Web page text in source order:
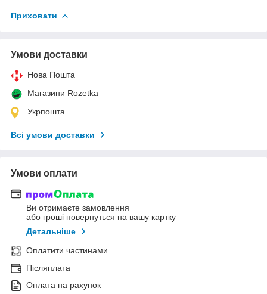
Приховати
Умови доставки
Нова Пошта
Магазини Rozetka
Укрпошта
Всі умови доставки
Умови оплати
Ви отримаєте замовлення
або гроші повернуться на вашу картку
Детальніше
Оплатити частинами
Післяплата
Оплата на рахунок